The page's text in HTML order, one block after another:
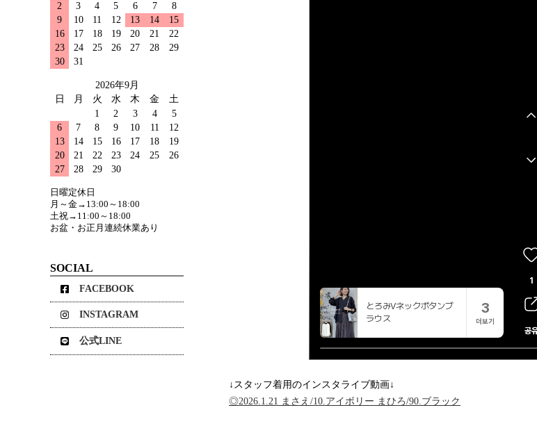
↓スタッフ着用のインスタライブ動画↓
◎2026.1.21 まさえ/10.アイボリー まひろ/90.ブラック
2
3 4 5 6 7
8
9
10 11 12 13 14
15
16
17 18 19 20 21
22
23
24 25 26 27 28
29
30
31
2026年9月
日
月 火 水 木 金
土
1
2 3 4
5
6
7 8 9 10 11
12
13
14 15 16 17 18
19
20
21 22 23 24 25
26
27
28 29 30
日曜定休日
月～金→13:00～18:00
土祝→11:00～18:00
お盆・お正月連続休業あり
SOCIAL
FACEBOOK
INSTAGRAM
公式LINE